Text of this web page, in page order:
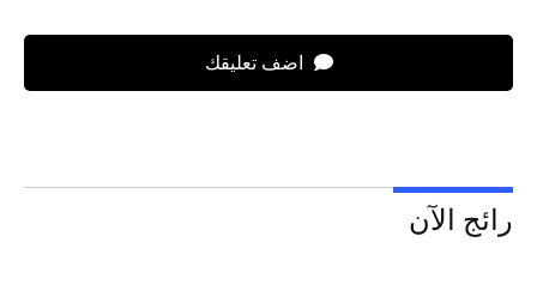
اضف تعليقك
رائج الآن